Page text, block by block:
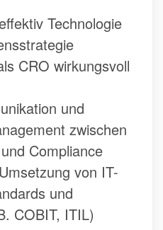
Technologie
CRO wirkungsvoll
und
zwischen
Compliance
von IT-
und
COBIT, ITIL)